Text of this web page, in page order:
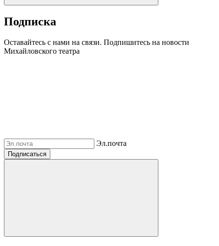
Подписка
Оставайтесь с нами на связи. Подпишитесь на новости
Михайловского театра
Эл.почта
Подписаться